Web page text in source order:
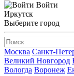
Войти
Иркутск
Выберите город
Москва Санкт-
Великий Новгород
Вологда Воронеж